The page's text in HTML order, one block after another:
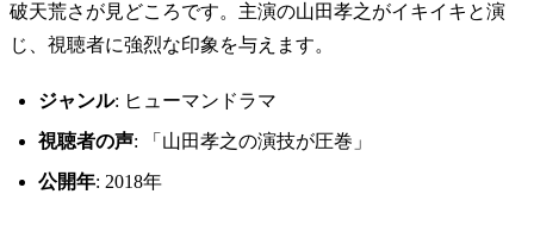
破天荒さが見どころです。主演の山田孝之がイキイキと演
じ、視聴者に強烈な印象を与えます。
ジャンル: ヒューマンドラマ
視聴者の声: 「山田孝之の演技が圧巻」
公開年: 2018年